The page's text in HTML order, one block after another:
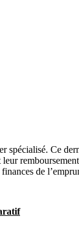
spécialisé. Ce
de